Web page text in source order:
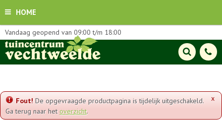
HOME
Vandaag geopend van 09:00 t/m 18:00
x
Fout! De opgevraagde productpagina is tijdelijk uitgeschakeld.
Ga terug naar het overzicht.